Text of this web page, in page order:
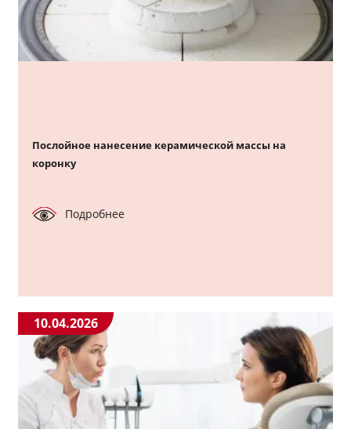
Послойное нанесение керамической массы на
коронку
Подробнее
10.04.2026